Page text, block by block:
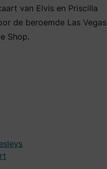
van Elvis en Priscilla
de beroemde Las Vegas
Shop.